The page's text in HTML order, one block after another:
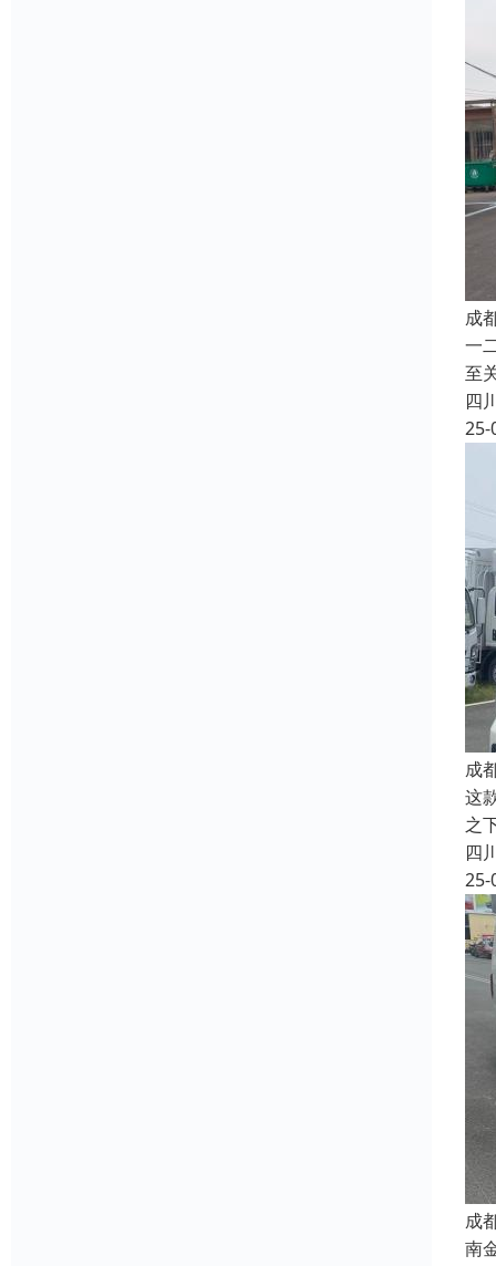
成
一
至
四
25-
成
这
之
四
25-
成
南